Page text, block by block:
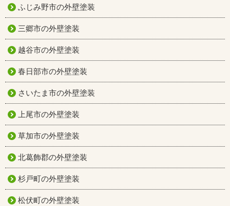
ふじみ野市の外壁塗装
三郷市の外壁塗装
越谷市の外壁塗装
春日部市の外壁塗装
さいたま市の外壁塗装
上尾市の外壁塗装
草加市の外壁塗装
北葛飾郡の外壁塗装
杉戸町の外壁塗装
松伏町の外壁塗装